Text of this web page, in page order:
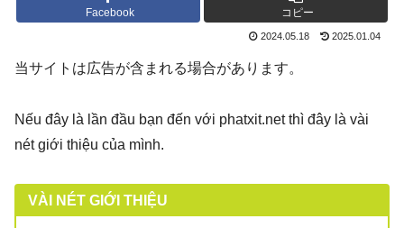
Facebook コピー
2024.05.18 2025.01.04
当サイトは広告が含まれる場合があります。
Nếu đây là lần đầu bạn đến với phatxit.net thì đây là vài
nét giới thiệu của mình.
VÀI NÉT GIỚI THIỆU